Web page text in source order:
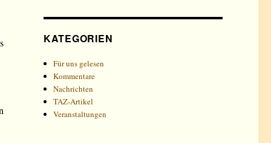
KATEGORIEN
Für uns gelesen
Kommentare
Nachrichten
TAZ-Artikel
Veranstaltungen